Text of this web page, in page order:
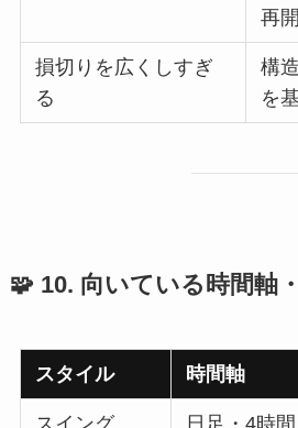
再
損切りを広くしすぎ
る
構
を
🧩 10. 向いている時間軸
スタイル 時間軸